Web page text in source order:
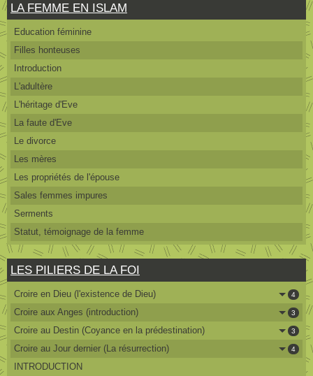
LA FEMME EN ISLAM
Education féminine
Filles honteuses
Introduction
L'adultère
L'héritage d'Eve
La faute d'Eve
Le divorce
Les mères
Les propriétés de l'épouse
Sales femmes impures
Serments
Statut, témoignage de la femme
LES PILIERS DE LA FOI
Croire en Dieu (l'existence de Dieu) 4
Croire aux Anges (introduction) 3
Croire au Destin (Coyance en la prédestination) 3
Croire au Jour dernier (La résurrection) 4
INTRODUCTION